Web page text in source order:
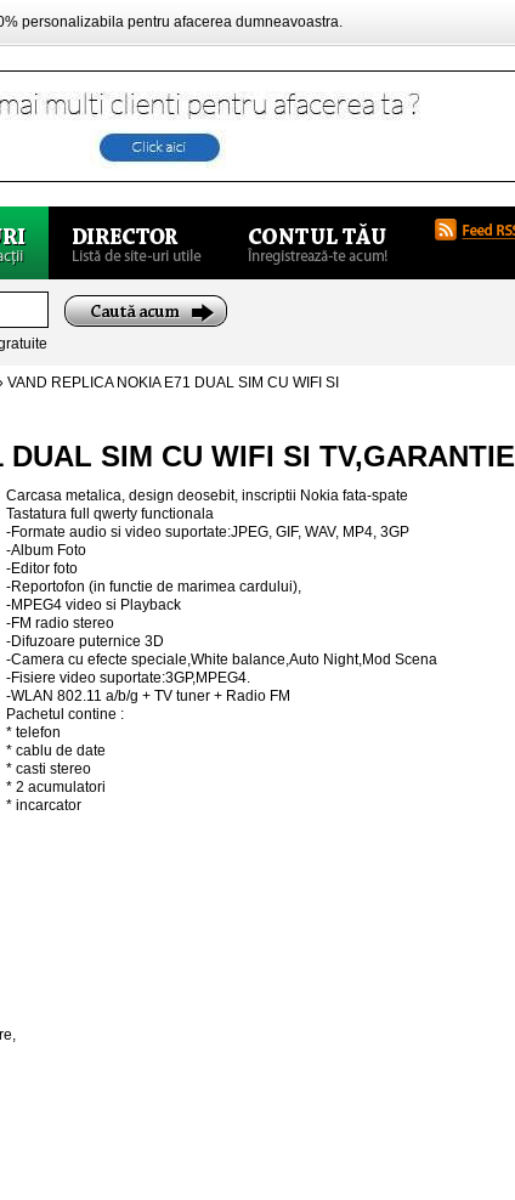
personalizabila pentru afacerea dumneavoastra.
VAND REPLICA NOKIA E71 DUAL SIM CU WIFI SI
SIM CU WIFI SI TV,GARANTIE
Carcasa metalica, design deosebit, inscriptii Nokia fata-spate
Tastatura full qwerty functionala
-Formate audio si video suportate:JPEG, GIF, WAV, MP4, 3GP
-Album Foto
-Editor foto
-Reportofon (in functie de marimea cardului),
-MPEG4 video si Playback
-FM radio stereo
-Difuzoare puternice 3D
-Camera cu efecte speciale,White balance,Auto Night,Mod Scena
-Fisiere video suportate:3GP,MPEG4.
-WLAN 802.11 a/b/g + TV tuner + Radio FM
Pachetul contine :
* telefon
* cablu de date
* casti stereo
* 2 acumulatori
* incarcator